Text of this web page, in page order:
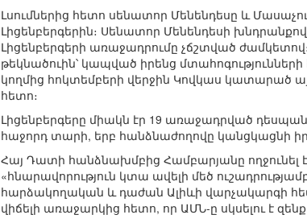
Լսումներից հետո սենատոր Մենենդեսը և
Լիցենբերգերին։ Սենատոր Մենենդեսի
Լիցենբերգերի առաջադրումը չճշտված
թեկնածուին՝ կապված իրենց
կողմից հոկտեմբերի վերջին Կովկաս կատարած
հետո։
Լիցենբերգերը միակն էր 19 առաջադրված
հաջորդ տարի, երբ հանձնաժողովը կանցկացնի
Հայ Դատի հանձնախմբից Համբարյանը ողջունել
«հնարավորություն կտա ավելի մեծ
հարձակողական և դաժան Ալիևի վարչակարգի
վիճելի առաջարկից հետո, որ ԱՄՆ-ը սկսելու է